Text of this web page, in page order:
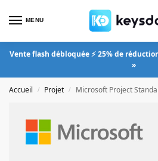
MENU
Vente flash débloquée ⚡ 25% de
»
Accueil / Projet / Microsoft Project